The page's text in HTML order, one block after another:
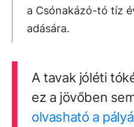
a Csónakázó-tó tíz
adására.
A tavak jóléti
ez a jövőben
olvasható a